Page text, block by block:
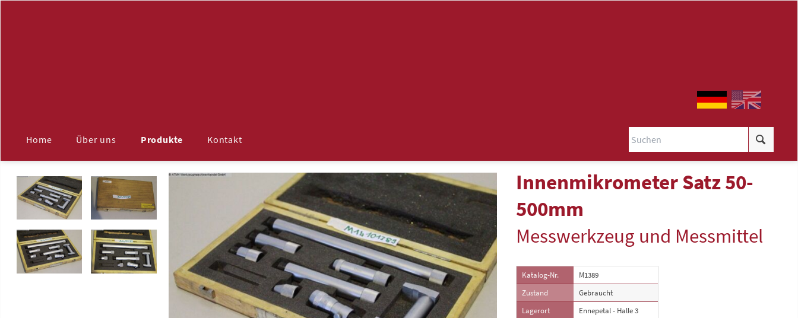
überspringenHome Über uns Produkte
ALLE
Maschinenzubehör
Aufspannplatten
Späneförderer
Gleitschleifmaschinen
Hochleistungskreissägen
Kontakt
Innenmikrometer Satz 50-
500mm
Messwerkzeug und Messmittel
Katalog-Nr.
M1389
Zustand
Gebraucht
Lagerort
Ennepetal - Halle 3